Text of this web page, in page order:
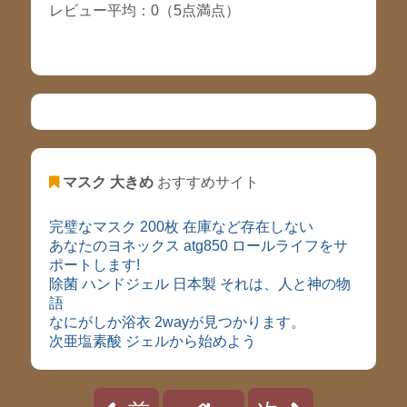
レビュー平均：0（5点満点）
マスク 大きめおすすめサイト
完璧なマスク 200枚 在庫など存在しない
あなたのヨネックス atg850 ロールライフをサ
ポートします!
除菌 ハンドジェル 日本製 それは、人と神の物
語
なにがしか浴衣 2wayが見つかります。
次亜塩素酸 ジェルから始めよう